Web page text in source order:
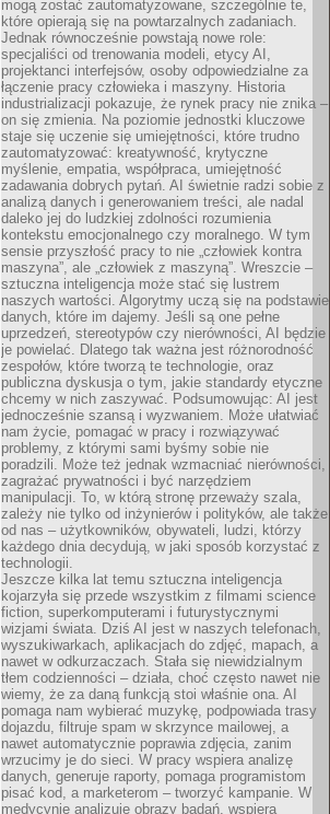
mogą zostać zautomatyzowane, szczególnie te,
które opierają się na powtarzalnych zadaniach.
Jednak równocześnie powstają nowe role:
specjaliści od trenowania modeli, etycy AI,
projektanci interfejsów, osoby odpowiedzialne za
łączenie pracy człowieka i maszyny. Historia
industrializacji pokazuje, że rynek pracy nie znika –
on się zmienia. Na poziomie jednostki kluczowe
staje się uczenie się umiejętności, które trudno
zautomatyzować: kreatywność, krytyczne
myślenie, empatia, współpraca, umiejętność
zadawania dobrych pytań. AI świetnie radzi sobie z
analizą danych i generowaniem treści, ale nadal
daleko jej do ludzkiej zdolności rozumienia
kontekstu emocjonalnego czy moralnego. W tym
sensie przyszłość pracy to nie „człowiek kontra
maszyna”, ale „człowiek z maszyną”. Wreszcie –
sztuczna inteligencja może stać się lustrem
naszych wartości. Algorytmy uczą się na podstawie
danych, które im dajemy. Jeśli są one pełne
uprzedzeń, stereotypów czy nierówności, AI będzie
je powielać. Dlatego tak ważna jest różnorodność
zespołów, które tworzą te technologie, oraz
publiczna dyskusja o tym, jakie standardy etyczne
chcemy w nich zaszywać. Podsumowując: AI jest
jednocześnie szansą i wyzwaniem. Może ułatwiać
nam życie, pomagać w pracy i rozwiązywać
problemy, z którymi sami byśmy sobie nie
poradzili. Może też jednak wzmacniać nierówności,
zagrażać prywatności i być narzędziem
manipulacji. To, w którą stronę przeważy szala,
zależy nie tylko od inżynierów i polityków, ale także
od nas – użytkowników, obywateli, ludzi, którzy
każdego dnia decydują, w jaki sposób korzystać z
technologii.
Jeszcze kilka lat temu sztuczna inteligencja
kojarzyła się przede wszystkim z filmami science
fiction, superkomputerami i futurystycznymi
wizjami świata. Dziś AI jest w naszych telefonach,
wyszukiwarkach, aplikacjach do zdjęć, mapach, a
nawet w odkurzaczach. Stała się niewidzialnym
tłem codzienności – działa, choć często nawet nie
wiemy, że za daną funkcją stoi właśnie ona. AI
pomaga nam wybierać muzykę, podpowiada trasy
dojazdu, filtruje spam w skrzynce mailowej, a
nawet automatycznie poprawia zdjęcia, zanim
wrzucimy je do sieci. W pracy wspiera analizę
danych, generuje raporty, pomaga programistom
pisać kod, a marketerom – tworzyć kampanie. W
medycynie analizuje obrazy badań, wspiera